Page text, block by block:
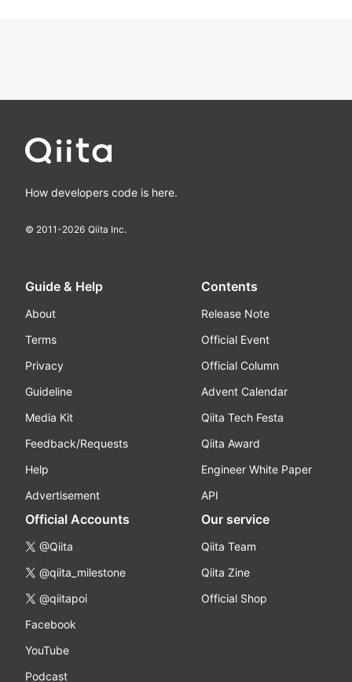
How developers code is here.
© 2011-2026 Qiita Inc.
Guide & Help
About
Terms
Privacy
Guideline
Media Kit
Feedback/Requests
Help
Advertisement
Contents
Release Note
Official Event
Official Column
Advent Calendar
Qiita Tech Festa
Qiita Award
Engineer White Paper
API
Official Accounts
@Qiita
@qiita_milestone
@qiitapoi
Facebook
YouTube
Podcast
Our service
Qiita Team
Qiita Zine
Official Shop